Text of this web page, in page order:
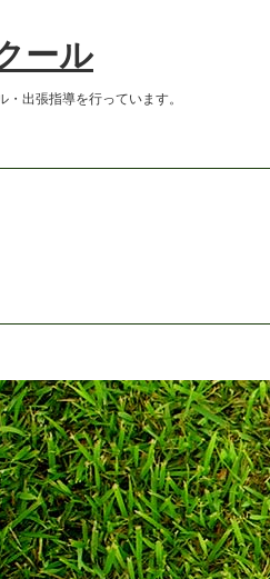
ール
出張指導を行っています。